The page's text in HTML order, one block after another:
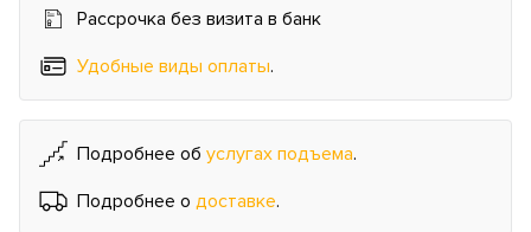
Рассрочка без визита в банк
Удобные виды оплаты.
Подробнее об услугах подъема.
Подробнее о доставке.